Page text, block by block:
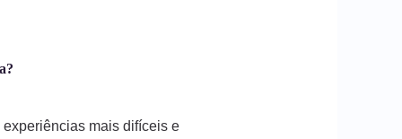
mais difíceis e